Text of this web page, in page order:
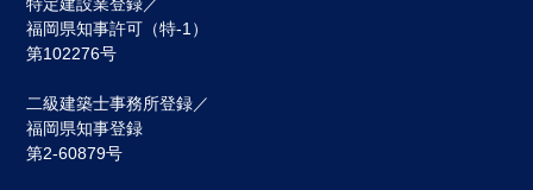
福岡県知事許可（特-1）
第102276号
二級建築士事務所登録／
福岡県知事登録
第2-60879号